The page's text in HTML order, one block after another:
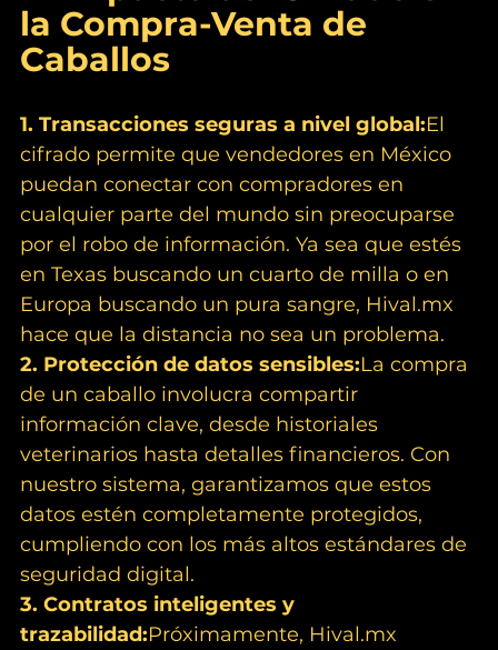
la Compra-Venta de
Caballos
1. Transacciones seguras a nivel global:El
cifrado permite que vendedores en México
puedan conectar con compradores en
cualquier parte del mundo sin preocuparse
por el robo de información. Ya sea que estés
en Texas buscando un cuarto de milla o en
Europa buscando un pura sangre, Hival.mx
hace que la distancia no sea un problema.
2. Protección de datos sensibles:La compra
de un caballo involucra compartir
información clave, desde historiales
veterinarios hasta detalles financieros. Con
nuestro sistema, garantizamos que estos
datos estén completamente protegidos,
cumpliendo con los más altos estándares de
seguridad digital.
3. Contratos inteligentes y
trazabilidad:Próximamente, Hival.mx